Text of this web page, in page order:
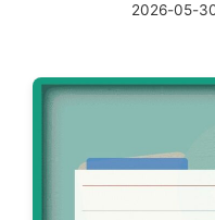
2026-05-